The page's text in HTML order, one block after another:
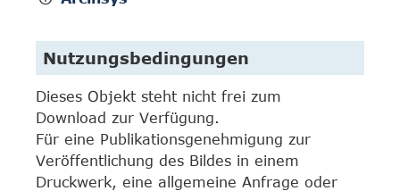
Nutzungsbedingungen
Dieses Objekt steht nicht frei zum
Download zur Verfügung.
Für eine Publikationsgenehmigung zur
Veröffentlichung des Bildes in einem
Druckwerk, eine allgemeine Anfrage oder